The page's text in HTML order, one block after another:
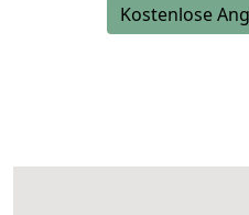
Kostenlose